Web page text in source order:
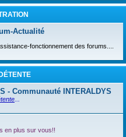
Actualité
fonctionnement des forums....
- Communauté INTERALDYS
en plus sur vous!!